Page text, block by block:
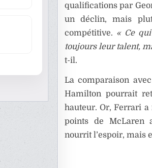
qualifications par
un déclin, mais
compétitive. « Ce
toujours leur talent,
t-il.
La comparaison
Hamilton pourrait
hauteur. Or, Ferrari a
points de McLaren
nourrit l’espoir, mais